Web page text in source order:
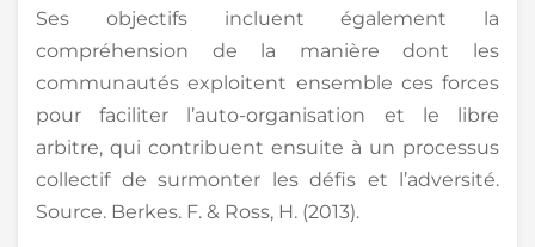
Ses objectifs incluent également la
compréhension de la manière dont les
communautés exploitent ensemble ces forces
pour faciliter l’auto-organisation et le libre
arbitre, qui contribuent ensuite à un processus
collectif de surmonter les défis et l’adversité.
Source. Berkes. F. & Ross, H. (2013).